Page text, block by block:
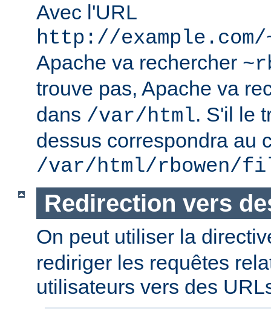
Avec l'URL
http://
Apache va rechercher
trouve pas, Apache va
dans /var/html. S'il le
dessus correspondra au
/var/html/rbowen/
Redirection vers
On peut utiliser la
rediriger les requêtes
utilisateurs vers des